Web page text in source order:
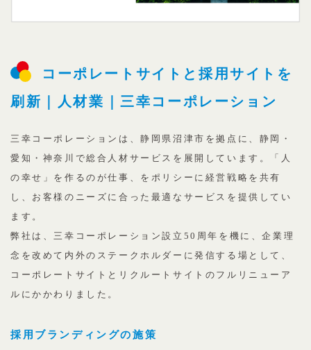
コーポレートサイトと採用サイトを
刷新｜人材業｜三幸コーポレーション
三幸コーポレーションは、静岡県沼津市を拠点に、静岡・
愛知・神奈川で総合人材サービスを展開しています。「人
の幸せ」を作るのが仕事、をポリシーに経営戦略を共有
し、お客様のニーズに合った最適なサービスを提供してい
ます。
弊社は、三幸コーポレーション設立50周年を機に、企業理
念を改めて内外のステークホルダーに発信する場として、
コーポレートサイトとリクルートサイトのフルリニューア
ルにかかわりました。
採用ブランディングの施策